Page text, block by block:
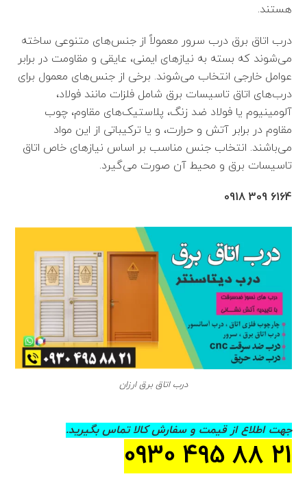
هستند.
درب اتاق برق درب سرور معمولاً از جنس‌های متنوعی ساخته
می‌شوند که بسته به نیازهای ایمنی، عایقی و مقاومت در برابر
عوامل خارجی انتخاب می‌شوند. برخی از جنس‌های معمول برای
درب‌های اتاق تاسیسات برق شامل فلزات مانند فولاد،
آلومینیوم یا فولاد ضد زنگ، پلاستیک‌های مقاوم، چوب
مقاوم در برابر آتش و حرارت، و یا ترکیباتی از این مواد
می‌باشند. انتخاب جنس مناسب بر اساس نیازهای خاص اتاق
تاسیسات برق و محیط آن صورت می‌گیرد.
6164 309 0918
درب اتاق برق ارزان
جهت اطلاع از قیمت و سفارش کالا تماس بگیرید.
21 88 495 0930